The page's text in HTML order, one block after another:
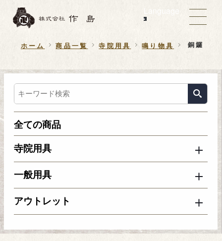
Language
ホーム 商品一覧 寺院用具 鳴り物具 銅鑼
全ての商品
寺院用具
一般用具
アウトレット